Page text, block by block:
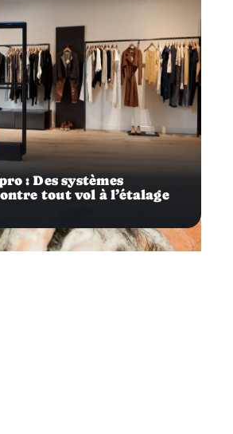
: Des systèmes
tout vol à l’étalage